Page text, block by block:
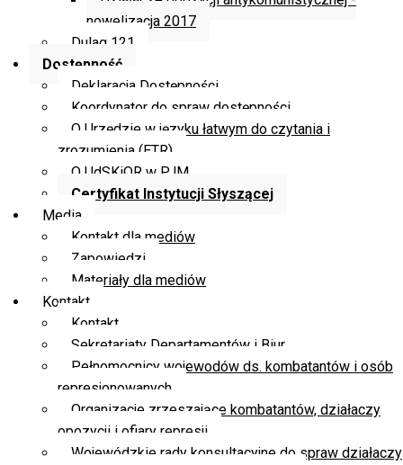
nowelizacja 2017
Dulag 121
Dostępność
Deklaracja Dostępności
Koordynator do spraw dostępności
O Urzędzie w języku łatwym do czytania i
zrozumienia (ETR)
O UdSKiOR w PJM
Certyfikat Instytucji Słyszącej
Media
Kontakt dla mediów
Zapowiedzi
Materiały dla mediów
Kontakt
Kontakt
Sekretariaty Departamentów i Biur
Pełnomocnicy wojewodów ds. kombatantów i osób
represjonowanych
Organizacje zrzeszające kombatantów, działaczy
opozycji i ofiary represji
Wojewódzkie rady konsultacyjne do spraw działaczy